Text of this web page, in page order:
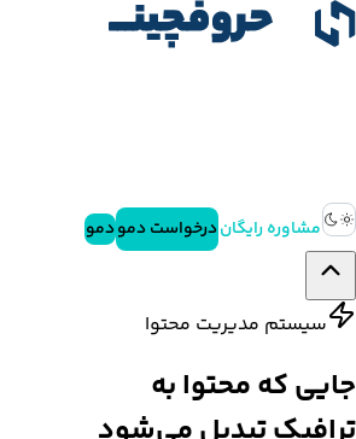
مشاوره رایگاندرخواست دمودمو
سیستم مدیریت محتوا
جایی کهمحتوابه